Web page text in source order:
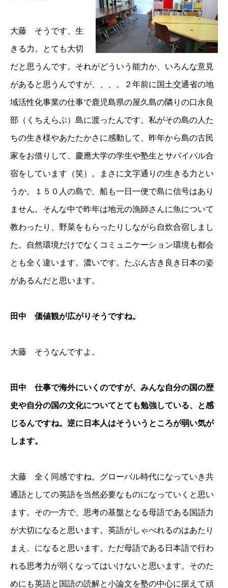
大藤 そうです、生
きる力。とても大切
だと思うんです。それがどういう能力か、いろんな意見
があると思うんですが、、、。２年前に国土交通省の地
域活性化事業の仕事で鹿児島県の屋久島の隣りの口永良
部（くちえらぶ）島に渡ったんです。私がその島の人た
ちの生き様やあたたかさに感動して、昨年から島の古民
家をお借りして、慶應大学の学生や塾生とサバイバル合
宿をしています（笑）。まさに文字通りの生きる力とい
うか。１５０人の島で、船も一日一便で島に信号はあり
ません。そんな中で昨年は地元の漁師さんに魚について
教わったり、野菜をもらったりしながら自炊合宿しまし
た。自然環境だけでなくコミュニケーション環境も都会
とも全く違います。濃いです。たぶん古き良き日本の姿
があるんだと思います。
田中 価値観が広がりそうですね。
大藤 そうなんですよ。
田中 仕事で海外にいくのですが、みんな自分の国の歴
史や自分の国の文化についてとても勉強している、と感
じるんですね。逆に日本人はそういうところが弱い気が
します。
大藤 全く同感ですね。グローバル時代になっていき共
通語としての英語を当然必要なものになっていくと思い
ます。その一方で、思考の基盤となる母語である国語力
が大切になると思います。英語がしゃべれるのはあたり
まえ、になると思います。ただ母語である日本語で行わ
れる思考力が弱くなってはいけないと思います。そのた
めにも英語と国語の読解と小論文を塾の中心に据えて頑